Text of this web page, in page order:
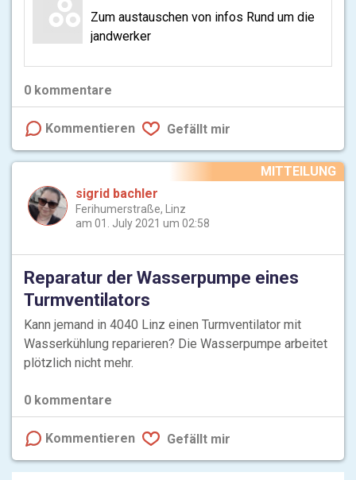
Zum austauschen von infos Rund um die
jandwerker
0 kommentare
Kommentieren Gefällt mir
MITTEILUNG
sigrid bachler
Ferihumerstraße, Linz
am 01. July 2021 um 02:58
Reparatur der Wasserpumpe eines
Turmventilators
Kann jemand in 4040 Linz einen Turmventilator mit
Wasserkühlung reparieren? Die Wasserpumpe arbeitet
plötzlich nicht mehr.
0 kommentare
Kommentieren Gefällt mir